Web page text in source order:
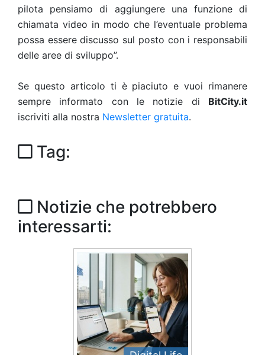
pilota pensiamo di aggiungere una funzione di
chiamata video in modo che l’eventuale problema
possa essere discusso sul posto con i responsabili
delle aree di sviluppo”.
Se questo articolo ti è piaciuto e vuoi rimanere
sempre informato con le notizie di BitCity.it
iscriviti alla nostra Newsletter gratuita.
Tag:
Notizie che potrebbero
interessarti: